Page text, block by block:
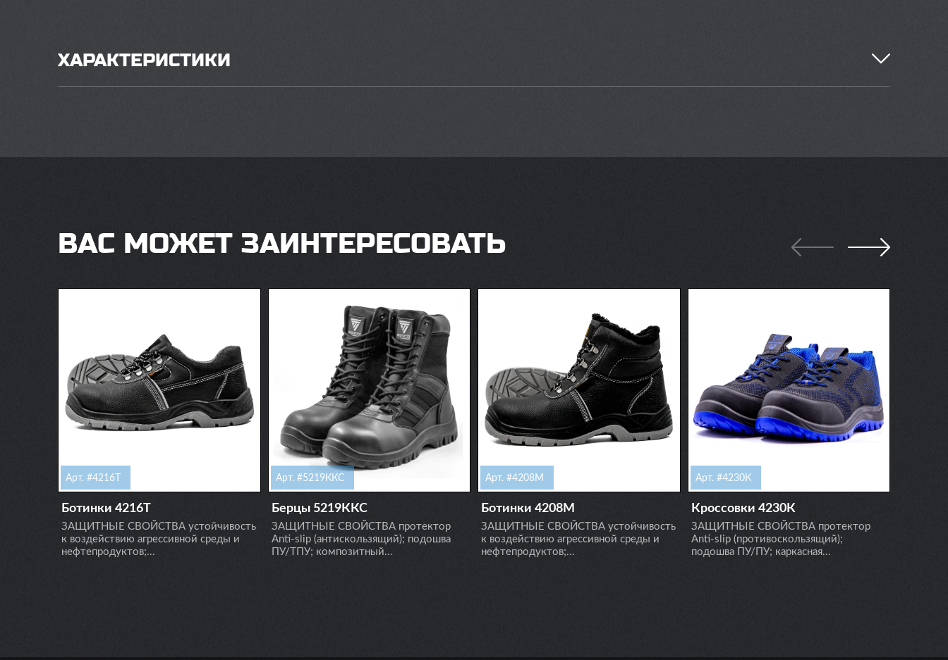
ХАРАКТЕРИСТИКИ
ВАС МОЖЕТ ЗАИНТЕРЕСОВАТЬ
Арт. #4216Т
Ботинки 4216Т
ЗАЩИТНЫЕ СВОЙСТВА устойчивость
к воздействию агрессивной среды и
нефтепродуктов;...
Арт. #5219ККС
Берцы 5219ККС
ЗАЩИТНЫЕ СВОЙСТВА протектор
Anti-slip (антискользящий); подошва
ПУ/ТПУ; композитный...
Арт. #4208М
Ботинки 4208М
ЗАЩИТНЫЕ СВОЙСТВА устойчивость
к воздействию агрессивной среды и
нефтепродуктов;...
Арт. #4230К
Кроссовки 4230К
ЗАЩИТНЫЕ СВОЙСТВА протектор
Anti-slip (противоскользящий);
подошва ПУ/ПУ; каркасная...